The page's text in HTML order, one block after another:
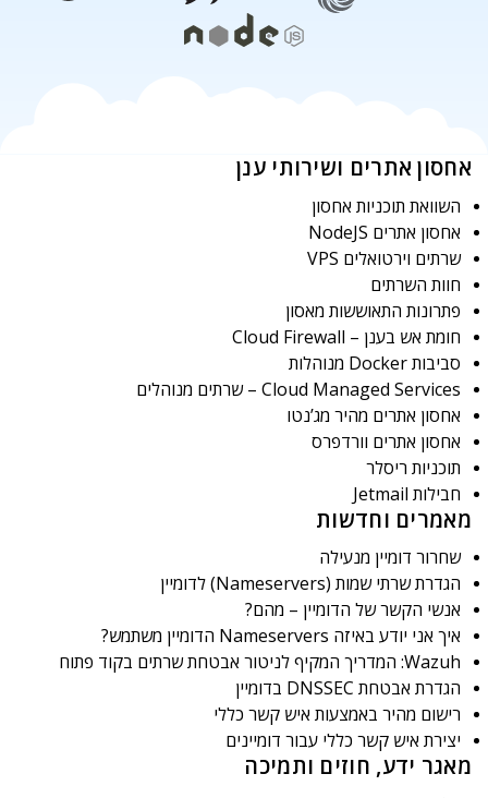
אחסון אתרים ושירותי ענן
השוואת תוכניות אחסון
אחסון אתרים NodeJS
שרתים וירטואלים VPS
חוות השרתים
פתרונות התאוששות מאסון
חומת אש בענן – Cloud Firewall
סביבות Docker מנוהלות
Cloud Managed Services – שרתים מנוהלים
אחסון אתרים מהיר מג’נטו
אחסון אתרים וורדפרס
תוכניות ריסלר
חבילות Jetmail
מאגר ידע, חוזים ותמיכה
מאמרים וחדשות
שחרור דומיין מנעילה
הגדרת שרתי שמות (Nameservers) לדומיין
אנשי הקשר של הדומיין – מהם?
איך אני יודע באיזה Nameservers הדומיין משתמש?
Wazuh: המדריך המקיף לניטור אבטחת שרתים בקוד פתוח
הגדרת אבטחת DNSSEC בדומיין
רישום מהיר באמצעות איש קשר כללי
יצירת איש קשר כללי עבור דומיינים